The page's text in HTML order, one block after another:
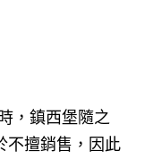
，鎮西堡隨之
不擅銷售，因此